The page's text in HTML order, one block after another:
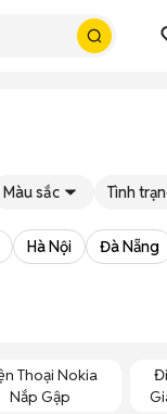
Màu sắc Tình
Hà Nội Đà Nẵng
Thoại Nokia
Nắp Gập